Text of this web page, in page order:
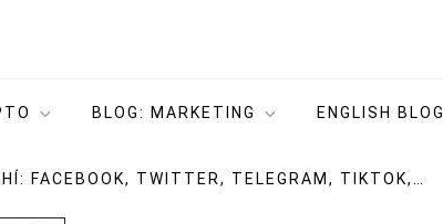
BLOG: MARKETING ENGLISH BLOG
FACEBOOK, TWITTER, TELEGRAM, TIKTOK,…